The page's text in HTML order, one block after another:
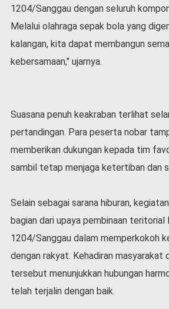
C
o
v
i
-
a
s
i
n
1204/Sanggau dengan seluruh
Melalui olahraga sepak bola yang
kalangan, kita dapat membangun
kebersamaan," ujarnya.
Suasana penuh keakraban terlihat
pertandingan. Para peserta nobar
memberikan dukungan kepada tim
sambil tetap menjaga ketertiban dan
Selain sebagai sarana hiburan,
bagian dari upaya pembinaan teritorial
1204/Sanggau dalam memperkokoh
dengan rakyat. Kehadiran masyarakat
tersebut menunjukkan hubungan
telah terjalin dengan baik.